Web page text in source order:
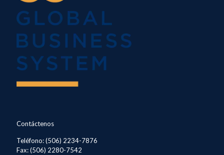
Contáctenos
Teléfono: (506) 2234-7876
Fax: (506) 2280-7542